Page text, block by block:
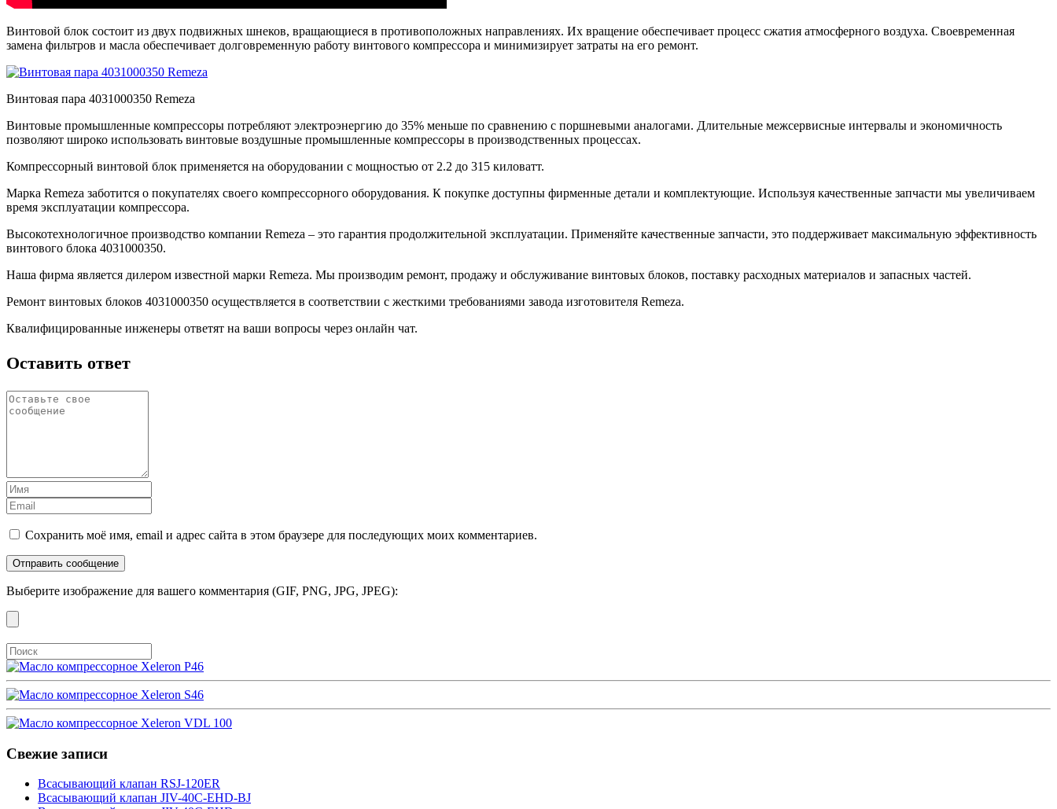
Винтовой блок состоит из двух подвижных шнеков, вращающиеся в противоположных направлениях. Их вращение обеспечивает процесс сжатия атмосферного воздуха. Своевременная
замена фильтров и масла обеспечивает долговременную работу винтового компрессора и минимизирует затраты на его ремонт.
Винтовая пара 4031000350 Remeza
Винтовые промышленные компрессоры потребляют электроэнергию до 35% меньше по сравнению с поршневыми аналогами. Длительные межсервисные интервалы и экономичность
позволяют широко использовать винтовые воздушные промышленные компрессоры в производственных процессах.
Компрессорный винтовой блок применяется на оборудовании с мощностью от 2.2 до 315 киловатт.
Марка Remeza заботится о покупателях своего компрессорного оборудования. К покупке доступны фирменные детали и комплектующие. Используя качественные запчасти мы увеличиваем
время эксплуатации компрессора.
Высокотехнологичное производство компании Remeza – это гарантия продолжительной эксплуатации. Применяйте качественные запчасти, это поддерживает максимальную эффективность
винтового блока 4031000350.
Наша фирма является дилером известной марки Remeza. Мы производим ремонт, продажу и обслуживание винтовых блоков, поставку расходных материалов и запасных частей.
Ремонт винтовых блоков 4031000350 осуществляется в соответствии с жесткими требованиями завода изготовителя Remeza.
Квалифицированные инженеры ответят на ваши вопросы через онлайн чат.
Оставить ответ
Сохранить моё имя, email и адрес сайта в этом браузере для последующих моих комментариев.
Выберите изображение для вашего комментария (GIF, PNG, JPG, JPEG):
Свежие записи
Всасывающий клапан RSJ-120ER
Всасывающий клапан JIV-40C-EHD-BJ